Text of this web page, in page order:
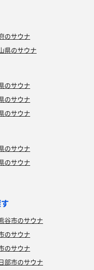
のサウナ
県のサウナ
のサウナ
のサウナ
のサウナ
のサウナ
のサウナ
谷市のサウナ
のサウナ
のサウナ
部市のサウナ